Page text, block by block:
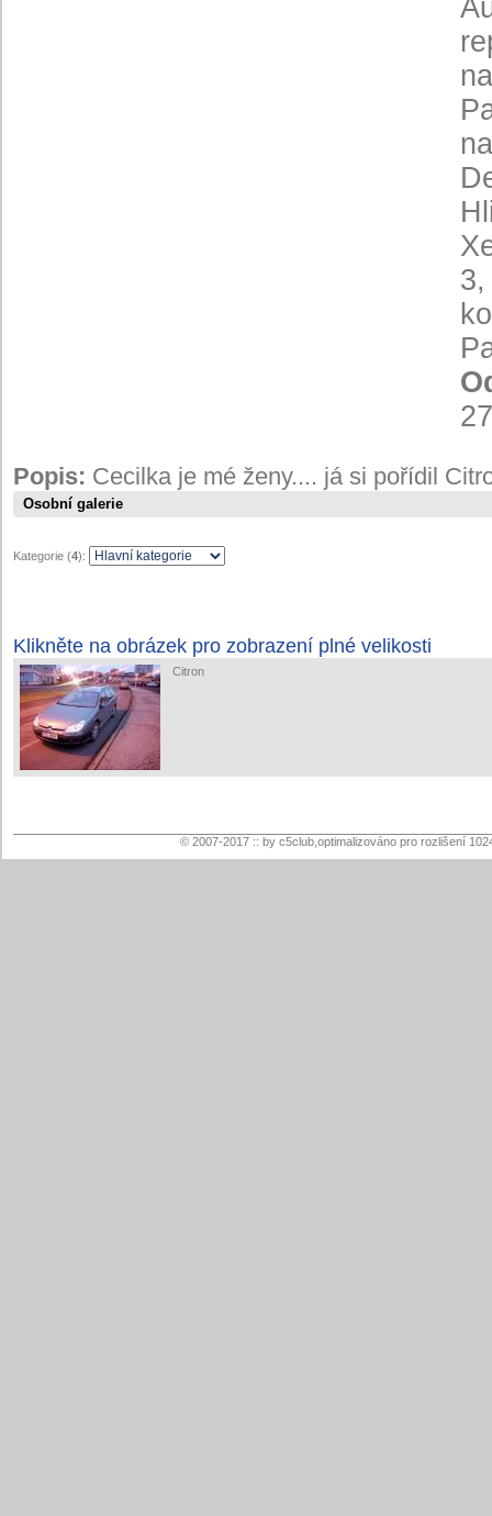
Popis: Cecilka je mé ženy.... já si pořídil
Osobní galerie
Kategorie (4):
Klikněte na obrázek pro zobrazení plné velikosti
Citron
© 2007-2017 :: by c5club,optimalizováno pro rozlišení